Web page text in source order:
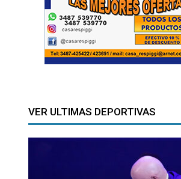
VER ULTIMAS DEPORTIVAS